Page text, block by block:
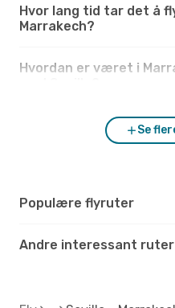
Hvor lang tid tar det å
Marrakech?
Hvordan er været i
Se
Populære flyruter
Andre interessant ruter